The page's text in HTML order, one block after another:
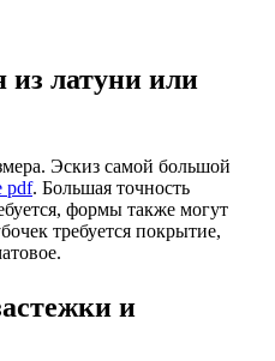
из латуни или
Эскиз самой большой
pdf. Большая точность
формы также могут
требуется покрытие,
и